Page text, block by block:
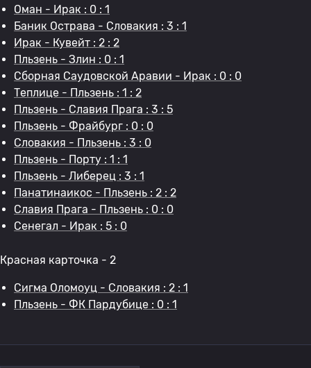
Оман - Ирак : 0 : 1
Баник Острава - Словакия : 3 : 1
Ирак - Кувейт : 2 : 2
Пльзень - Злин : 0 : 1
Сборная Саудовской Аравии - Ирак : 0 : 0
Теплице - Пльзень : 1 : 2
Пльзень - Славия Прага : 3 : 5
Пльзень - Фрайбург : 0 : 0
Словакия - Пльзень : 3 : 0
Пльзень - Порту : 1 : 1
Пльзень - Либерец : 3 : 1
Панатинаикос - Пльзень : 2 : 2
Славия Прага - Пльзень : 0 : 0
Сенегал - Ирак : 5 : 0
Красная карточка - 2
Сигма Оломоуц - Словакия : 2 : 1
Пльзень - ФК Пардубице : 0 : 1